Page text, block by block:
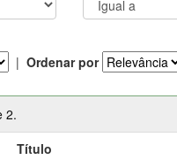
| Ordenar por
2.
Título